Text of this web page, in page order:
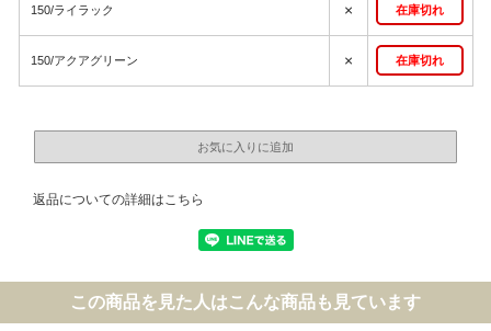
150/ライラック × 在庫切れ
150/アクアグリーン × 在庫切れ
返品についての詳細はこちら
この商品を見た人はこんな商品も見ています